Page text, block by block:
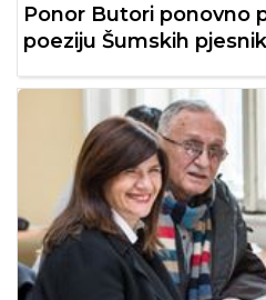
Ponor Butori ponovno
poeziju Šumskih